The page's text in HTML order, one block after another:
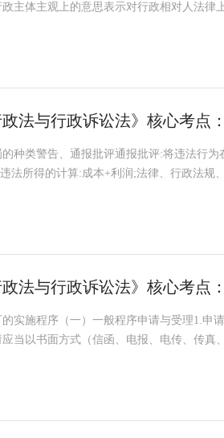
主体主观上的意思表示对行政相对人法律
法与行政诉讼法》核心考点
种类警告、通报批评通报批评:将违法行
法所得的计算:成本+利润;法律、行政法规
法与行政诉讼法》核心考点
实施程序（一）一般程序申请与受理1.申
当以书面方式（信函、电报、电传、传真